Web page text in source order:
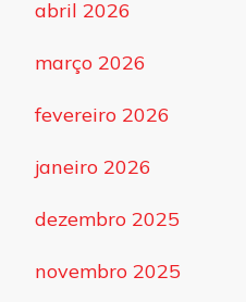
abril 2026
março 2026
fevereiro 2026
janeiro 2026
dezembro 2025
novembro 2025